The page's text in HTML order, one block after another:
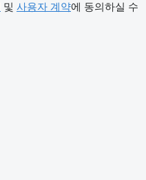
및 사용자 계약에 동의하실 수